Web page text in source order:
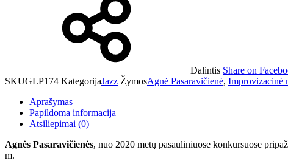
Dalintis Share on
SKUGLP174 KategorijaJazz ŽymosAgnė Pasaravičienė, Improvizacinė
Aprašymas
Papildoma informacija
Atsiliepimai (0)
Agnės Pasaravičienės, nuo 2020 metų pasauliniuose konkursuose
m.